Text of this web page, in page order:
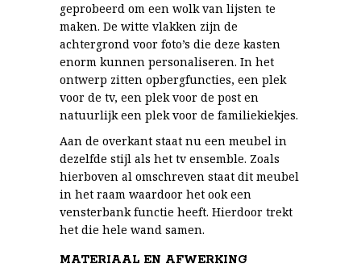
geprobeerd om een wolk van lijsten te
maken. De witte vlakken zijn de
achtergrond voor foto’s die deze kasten
enorm kunnen personaliseren. In het
ontwerp zitten opbergfuncties, een plek
voor de tv, een plek voor de post en
natuurlijk een plek voor de familiekiekjes.
Aan de overkant staat nu een meubel in
dezelfde stijl als het tv ensemble. Zoals
hierboven al omschreven staat dit meubel
in het raam waardoor het ook een
vensterbank functie heeft. Hierdoor trekt
het die hele wand samen.
MATERIAAL EN AFWERKING